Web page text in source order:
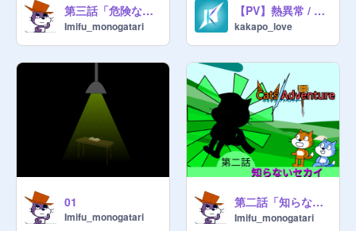
第三話「危険なモリ」
Imifu_monogatari
【PV】熱異常 / ザイヤ
kakapo_love
01
Imifu_monogatari
第二話「知らないセカイ」
Imifu_monogatari